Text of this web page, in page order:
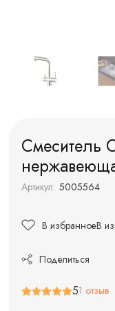
Смеситель
Артикул: 5005564
В избранноеВ
Поделиться
51 отзыв